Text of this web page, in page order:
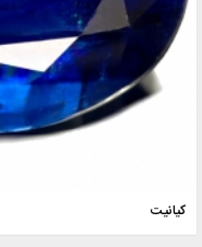
کیانیت